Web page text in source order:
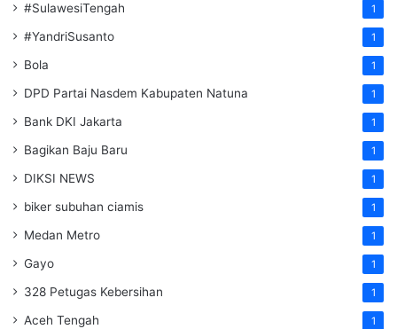
#SulawesiTengah 1
#YandriSusanto 1
Bola 1
DPD Partai Nasdem Kabupaten Natuna 1
Bank DKI Jakarta 1
Bagikan Baju Baru 1
DIKSI NEWS 1
biker subuhan ciamis 1
Medan Metro 1
Gayo 1
328 Petugas Kebersihan 1
Aceh Tengah 1